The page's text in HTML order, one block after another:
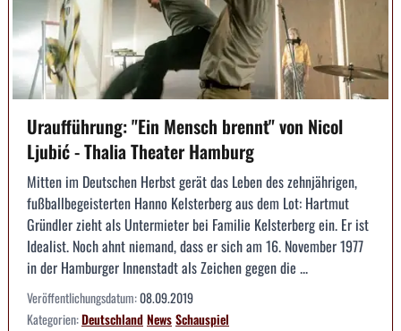
Uraufführung: "Ein Mensch brennt" von Nicol
Ljubić - Thalia Theater Hamburg
Mitten im Deutschen Herbst gerät das Leben des zehnjährigen,
fußballbegeisterten Hanno Kelsterberg aus dem Lot: Hartmut
Gründler zieht als Untermieter bei Familie Kelsterberg ein. Er ist
Idealist. Noch ahnt niemand, dass er sich am 16. November 1977
in der Hamburger Innenstadt als Zeichen gegen die ...
Veröffentlichungsdatum:08.09.2019
Kategorien:DeutschlandNewsSchauspiel